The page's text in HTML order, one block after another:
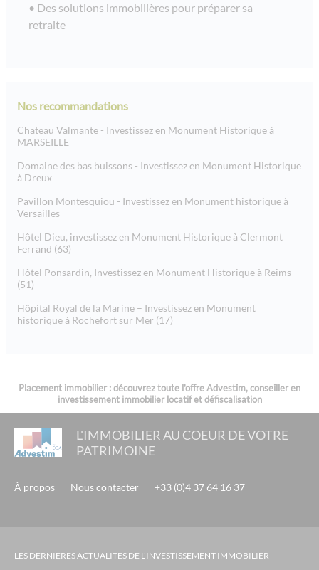
Des solutions immobilières pour préparer sa
retraite
Nos recommandations
Chateau Valmante - Investissez en Monument Historique à
MARSEILLE
Domaine des bas buissons - Investissez en Monument Historique
à Dreux
Pavillon Montesquiou - Investissez en Monument historique à
Versailles
Hôtel Dieu, investissez en Monument Historique à Clermont
Ferrand (63)
Hôtel Ponsardin, Investissez en Monument Historique à Reims
(51)
Hôpital Royal de la Marine – Investissez en Monument
historique à Rochefort sur Mer (17)
Placement immobilier : découvrez toute l'offre Advestim, conseiller en
investissement immobilier locatif et défiscalisation
L'IMMOBILIER AU COEUR DE VOTRE
PATRIMOINE
À propos Nous contacter +33 (0)4 37 64 16 37
LES DERNIERES ACTUALITES DE L'INVESTISSEMENT IMMOBILIER